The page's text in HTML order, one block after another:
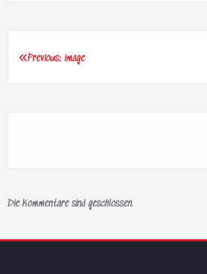
Beitragsnavigation
Previous: image
Die Kommentare sind geschlossen.